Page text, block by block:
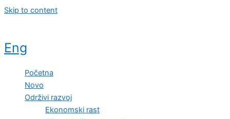
Skip to content
Eng
Početna
Novo
Održivi razvoj
Ekonomski rast